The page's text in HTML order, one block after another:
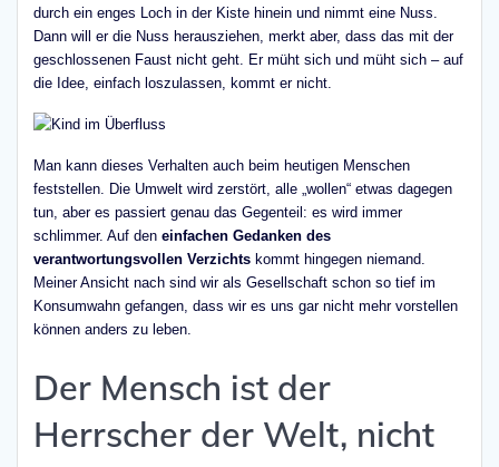
durch ein enges Loch in der Kiste hinein und nimmt eine Nuss.
Dann will er die Nuss herausziehen, merkt aber, dass das mit der
geschlossenen Faust nicht geht. Er müht sich und müht sich – auf
die Idee, einfach loszulassen, kommt er nicht.
Man kann dieses Verhalten auch beim heutigen Menschen
feststellen. Die Umwelt wird zerstört, alle „wollen“ etwas dagegen
tun, aber es passiert genau das Gegenteil: es wird immer
schlimmer. Auf den einfachen Gedanken des
verantwortungsvollen Verzichts kommt hingegen niemand.
Meiner Ansicht nach sind wir als Gesellschaft schon so tief im
Konsumwahn gefangen, dass wir es uns gar nicht mehr vorstellen
können anders zu leben.
Der Mensch ist der
Herrscher der Welt, nicht